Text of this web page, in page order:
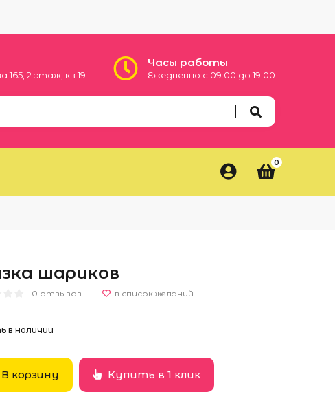
165​, 2 этаж, кв 19
Часы работы
Ежедневно с 09:00 до 19:00
0
шариков
0 отзывов
в наличии
В корзину Купить в 1 клик